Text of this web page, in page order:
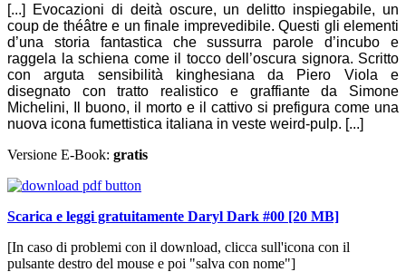
[...] Evocazioni di deità oscure, un delitto inspiegabile, un
coup de théâtre e un finale imprevedibile. Questi gli elementi
d’una storia fantastica che sussurra parole d’incubo e
raggela la schiena come il tocco dell’oscura signora. Scritto
con arguta sensibilità kinghesiana da Piero Viola e
disegnato con tratto realistico e graffiante da Simone
Michelini, Il buono, il morto e il cattivo si prefigura come una
nuova icona fumettistica italiana in veste weird-pulp. [...]
Versione E-Book: gratis
Scarica e leggi gratuitamente Daryl Dark #00 [20 MB]
[In caso di problemi con il download, clicca sull'icona con il
pulsante destro del mouse e poi "salva con nome"]